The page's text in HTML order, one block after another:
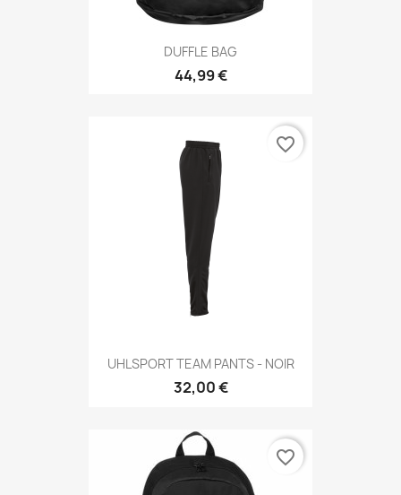
DUFFLE BAG
44,99 €
UHLSPORT TEAM PANTS - NOIR
32,00 €
favorite_border
favorite_border